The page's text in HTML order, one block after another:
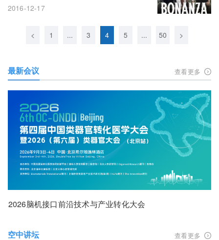
2016-12-17
< 1 ... 3 4 5 ... 50 >
最新会议 查看更多
2026脑机接口前沿技术与产业转化大会
空中讲坛 查看更多